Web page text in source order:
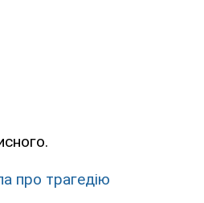
про трагедію